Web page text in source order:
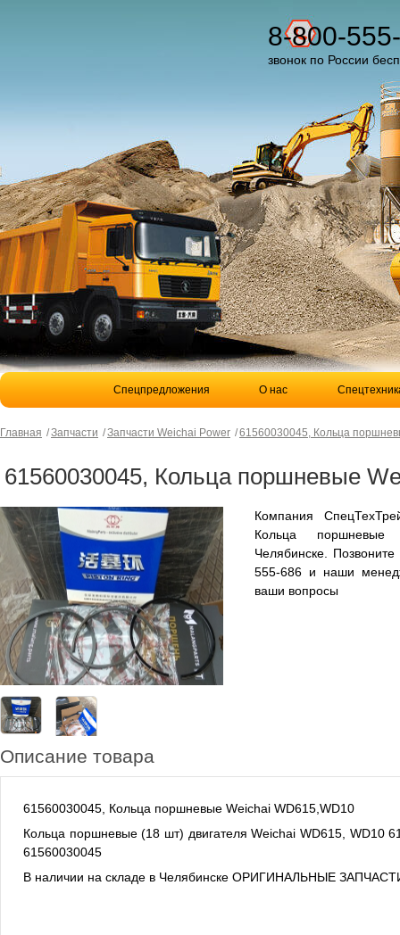
8-800-
звонок по России
Спецпредложения О нас
Главная Запчасти Запчасти Weichai Power 61560030045, Кольца
61560030045, Кольца поршневые
Компания
Кольца поршневые
Челябинске.
555-686 и наши
ваши вопросы
Описание товара
61560030045, Кольца поршневые Weichai WD615,WD10
Кольца поршневые (18 шт) двигателя Weichai WD615, WD10
61560030045
В наличии на складе в Челябинске ОРИГИНАЛЬНЫЕ